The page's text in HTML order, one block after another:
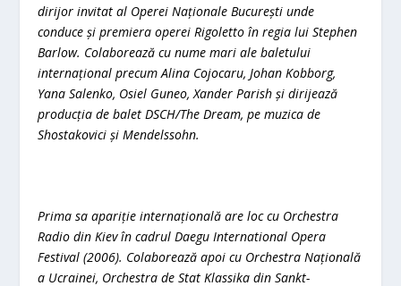
dirijor invitat al Operei Naționale București unde
conduce și premiera operei Rigoletto în regia lui Stephen
Barlow. Colaborează cu nume mari ale baletului
internațional precum Alina Cojocaru, Johan Kobborg,
Yana Salenko, Osiel Guneo, Xander Parish și dirijează
producția de balet DSCH/The Dream, pe muzica de
Shostakovici și Mendelssohn.
Prima sa apariție internațională are loc cu Orchestra
Radio din Kiev în cadrul Daegu International Opera
Festival (2006). Colaborează apoi cu Orchestra Națională
a Ucrainei, Orchestra de Stat Klassika din Sankt-